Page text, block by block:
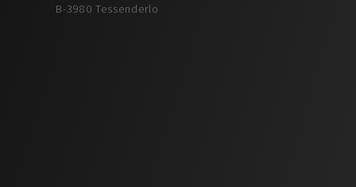
B-3980 Tessenderlo